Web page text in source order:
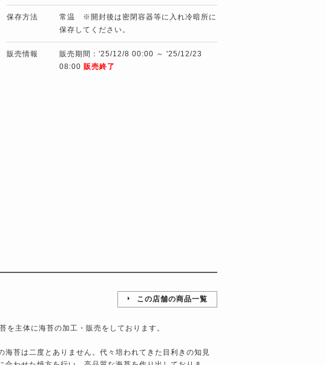
保存方法
常温 ※開封後は密閉容器等に入れ冷暗所に
保存してください。
販売情報
販売期間：'25/12/8 00:00 ～ '25/12/23
08:00 販売終了
この店舗の商品一覧
を主体に海苔の加工・販売をしております。
海苔は二度とありません。代々培われてきた目利きの知見